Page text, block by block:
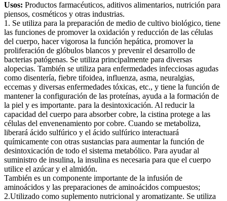
Usos: Productos farmacéuticos, aditivos alimentarios, nutrición para
piensos, cosméticos y otras industrias.
1. Se utiliza para la preparación de medio de cultivo biológico, tiene
las funciones de promover la oxidación y reducción de las células
del cuerpo, hacer vigorosa la función hepática, promover la
proliferación de glóbulos blancos y prevenir el desarrollo de
bacterias patógenas. Se utiliza principalmente para diversas
alopecias. También se utiliza para enfermedades infecciosas agudas
como disentería, fiebre tifoidea, influenza, asma, neuralgias,
eccemas y diversas enfermedades tóxicas, etc., y tiene la función de
mantener la configuración de las proteínas, ayuda a la formación de
la piel y es importante. para la desintoxicación. Al reducir la
capacidad del cuerpo para absorber cobre, la cistina protege a las
células del envenenamiento por cobre. Cuando se metaboliza,
liberará ácido sulfúrico y el ácido sulfúrico interactuará
químicamente con otras sustancias para aumentar la función de
desintoxicación de todo el sistema metabólico. Para ayudar al
suministro de insulina, la insulina es necesaria para que el cuerpo
utilice el azúcar y el almidón.
También es un componente importante de la infusión de
aminoácidos y las preparaciones de aminoácidos compuestos;
2.Utilizado como suplemento nutricional y aromatizante. Se utiliza